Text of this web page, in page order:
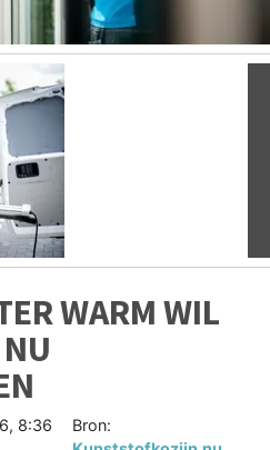
WARM WIL
8:36
Bron: